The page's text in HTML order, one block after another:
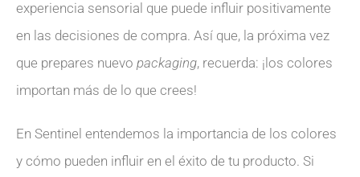
experiencia sensorial que puede influir positivamente
en las decisiones de compra. Así que, la próxima vez
que prepares nuevo packaging, recuerda: ¡los colores
importan más de lo que crees!
En Sentinel entendemos la importancia de los colores
y cómo pueden influir en el éxito de tu producto. Si